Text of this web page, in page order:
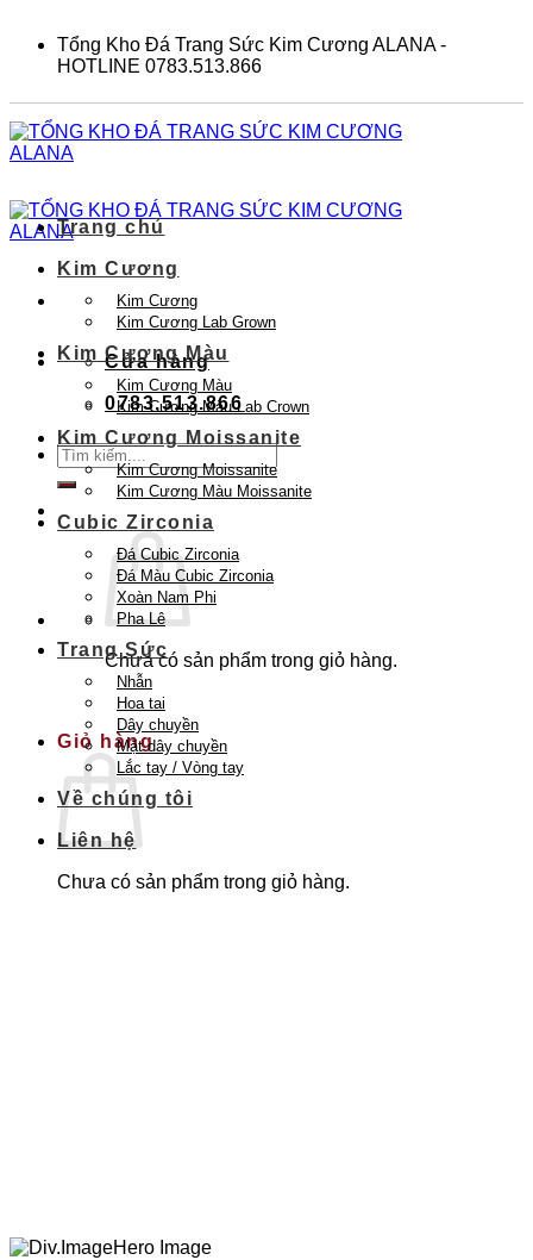
content
Tổng Kho Đá Trang Sức Kim Cương ALANA -
HOTLINE 0783.513.866
Cửa hàng
0783.513.866
Tìm
kiếm:
Chưa có sản phẩm trong giỏ hàng.
Quay trở lại cửa hàng
Giỏ hàng
Chưa có sản phẩm trong giỏ hàng.
Trang chủ
Kim Cương
Kim Cương
Kim Cương Lab Grown
Kim Cương Màu
Kim Cương Màu
Kim Cương Màu Lab Crown
Kim Cương Moissanite
Kim Cương Moissanite
Kim Cương Màu Moissanite
Cubic Zirconia
Đá Cubic Zirconia
Đá Màu Cubic Zirconia
Xoàn Nam Phi
Pha Lê
Trang Sức
Nhẫn
Hoa tai
Dây chuyền
Mặt dây chuyền
Lắc tay / Vòng tay
Về chúng tôi
Liên hệ